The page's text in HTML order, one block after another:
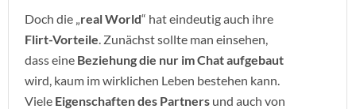
Doch die „real World“ hat eindeutig auch ihre
Flirt-Vorteile. Zunächst sollte man einsehen,
dass eine Beziehung die nur im Chat aufgebaut
wird, kaum im wirklichen Leben bestehen kann.
Viele Eigenschaften des Partners und auch von